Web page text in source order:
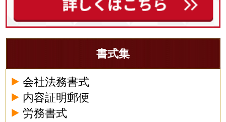
書式集
会社法務書式
内容証明郵便
労務書式